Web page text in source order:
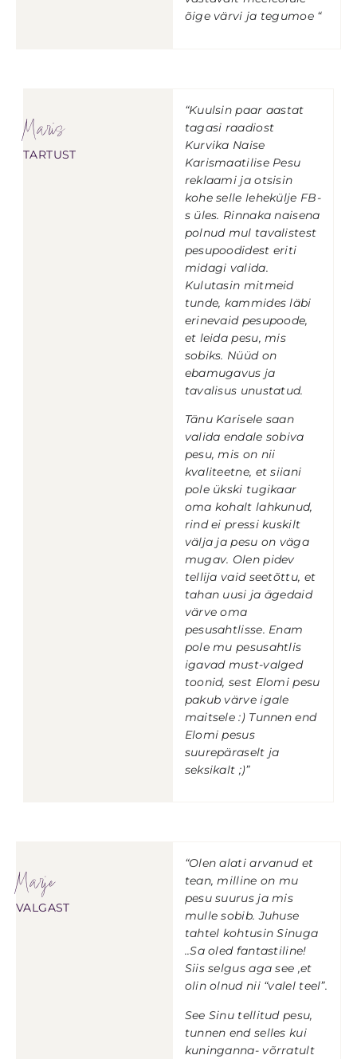
õige värvi ja tegumoe “
Maris
TARTUST
“Kuulsin paar aastat
tagasi raadiost
Kurvika Naise
Karismaatilise Pesu
reklaami ja otsisin
kohe selle lehekülje FB-
s üles. Rinnaka naisena
polnud mul tavalistest
pesupoodidest eriti
midagi valida.
Kulutasin mitmeid
tunde, kammides läbi
erinevaid pesupoode,
et leida pesu, mis
sobiks. Nüüd on
ebamugavus ja
tavalisus unustatud.
Tänu Karisele saan
valida endale sobiva
pesu, mis on nii
kvaliteetne, et siiani
pole ükski tugikaar
oma kohalt lahkunud,
rind ei pressi kuskilt
välja ja pesu on väga
mugav. Olen pidev
tellija vaid seetõttu, et
tahan uusi ja ägedaid
värve oma
pesusahtlisse. Enam
pole mu pesusahtlis
igavad must-valged
toonid, sest Elomi pesu
pakub värve igale
maitsele :) Tunnen end
Elomi pesus
suurepäraselt ja
seksikalt ;)”
Marje
VALGAST
“Olen alati arvanud et
tean, milline on mu
pesu suurus ja mis
mulle sobib. Juhuse
tahtel kohtusin Sinuga
..Sa oled fantastiline!
Siis selgus aga see ,et
olin olnud nii “valel teel”.
See Sinu tellitud pesu,
tunnen end selles kui
kuninganna- võrratult